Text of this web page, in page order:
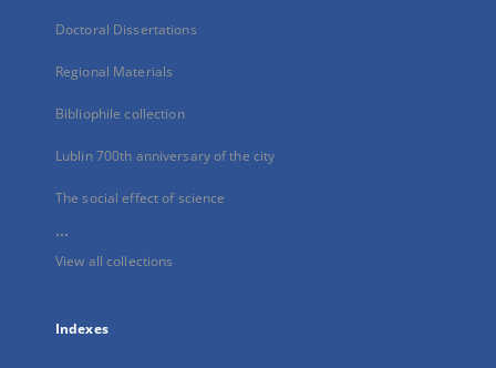
Doctoral Dissertations
Regional Materials
Bibliophile collection
Lublin 700th anniversary of the city
The social effect of science
...
View all collections
Indexes